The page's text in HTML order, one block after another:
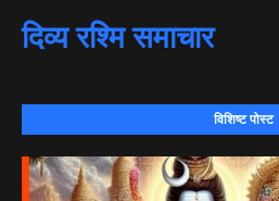
दिव्य रश्मि समाचार
विशिष्ट पोस्ट